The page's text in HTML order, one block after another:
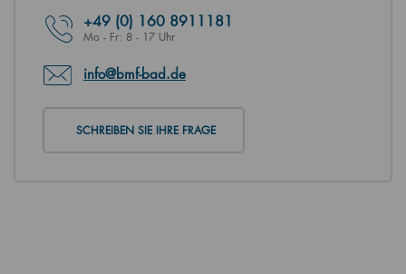
+49 (0) 160 8911181
Mo - Fr: 8 - 17 Uhr
info@bmf-bad.de
SCHREIBEN SIE IHRE FRAGE